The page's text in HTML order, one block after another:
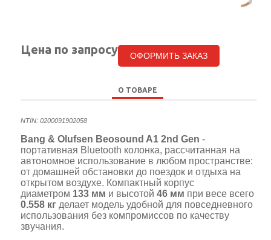
Цена по запросу ОФОРМИТЬ ЗАКАЗ
О ТОВАРЕ
NTIN:0200091902058
Bang & Olufsen Beosound A1 2nd Gen -
портативная Bluetooth колонка, рассчитанная на
автономное использование в любом пространстве:
от домашней обстановки до поездок и отдыха на
открытом воздухе. Компактный корпус
диаметром 133 мм и высотой46 мм при весе всего
0.558 кг делает модель удобной для повседневного
использования без компромиссов по качеству
звучания.